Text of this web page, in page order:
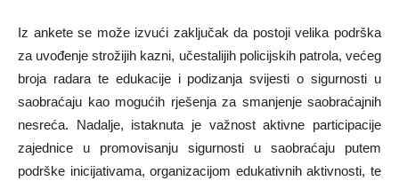
Iz ankete se može izvući zaključak da postoji velika podrška
za uvođenje strožijih kazni, učestalijih policijskih patrola, većeg
broja radara te edukacije i podizanja svijesti o sigurnosti u
saobraćaju kao mogućih rješenja za smanjenje saobraćajnih
nesreća. Nadalje, istaknuta je važnost aktivne participacije
zajednice u promovisanju sigurnosti u saobraćaju putem
podrške inicijativama, organizacijom edukativnih aktivnosti, te